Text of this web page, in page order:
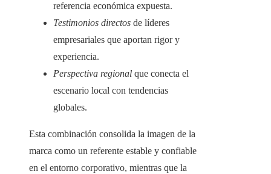
referencia económica expuesta.
Testimonios directos de líderes
empresariales que aportan rigor y
experiencia.
Perspectiva regional que conecta el
escenario local con tendencias
globales.
Esta combinación consolida la imagen de la
marca como un referente estable y confiable
en el entorno corporativo, mientras que la